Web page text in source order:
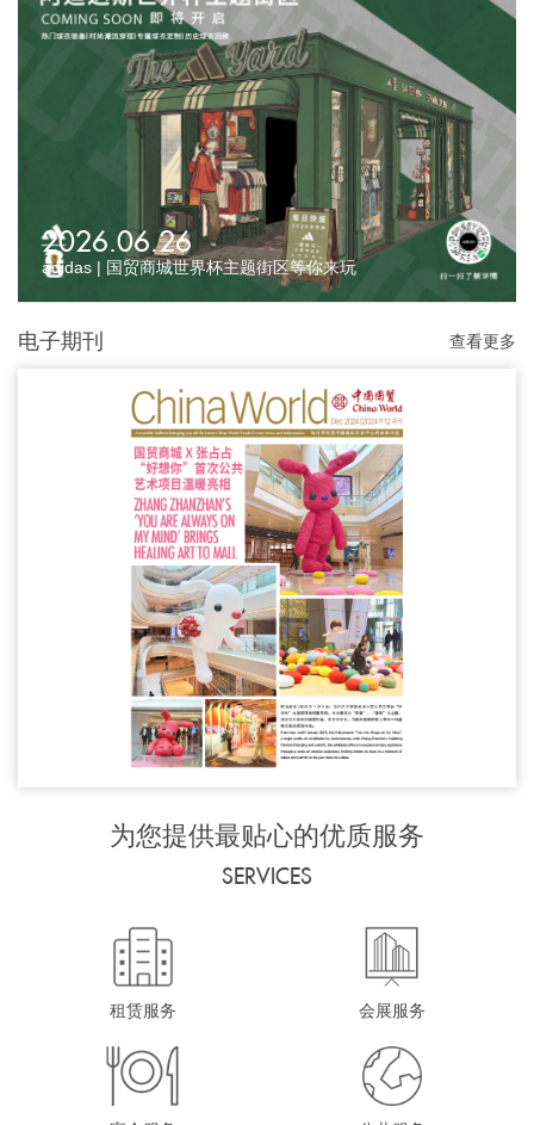
2026.06.26
adidas | 国贸商城世界杯主题街区等你来玩
电子期刊 查看更多
为您提供最贴心的优质服务
SERVICES
租赁服务 会展服务